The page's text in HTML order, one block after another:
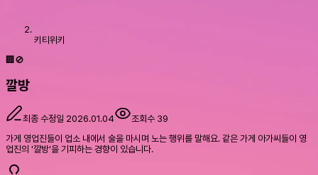
키티위키
🏢🚫
깔방
최종 수정일 2026.01.04 조회수 39
가게 영업진들이 업소 내에서 술을 마시며 노는 행위를 말해요. 같은 가게 아가씨들이 영
업진의 '깔방'을 기피하는 경향이 있습니다.